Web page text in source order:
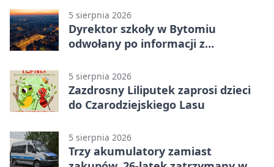
5 sierpnia 2026
Dyrektor szkoły w Bytomiu
odwołany po informacji z
5 sierpnia 2026
Zazdrosny Liliputek zaprosi dzieci
do Czarodziejskiego Lasu
5 sierpnia 2026
Trzy akumulatory zamiast